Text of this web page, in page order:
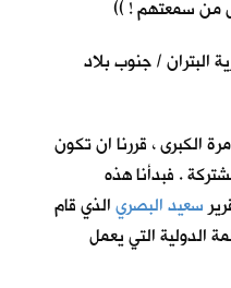
من سمعتهم ! ))
البتران / جنوب بلاد
الكبرى ، قررنا ان تكون
. فبدأنا هذه
سعيد البصريالذي قام
الدولية التي يعمل